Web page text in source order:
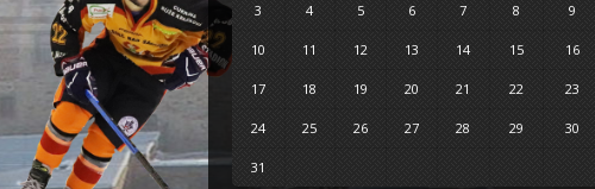
3 4 5 6 7 8 9
10 11 12 13 14 15 16
17 18 19 20 21 22 23
24 25 26 27 28 29 30
31